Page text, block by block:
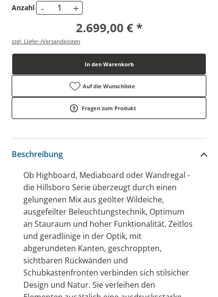
Anzahl - +
2.699,00 € *
zzgl. Liefer-/Versandkosten
In den Warenkorb
Auf die Wunschliste
Fragen zum Produkt
Beschreibung
Ob Highboard, Mediaboard oder Wandregal -
die Hillsboro Serie überzeugt durch einen
gelungenen Mix aus geölter Wildeiche,
ausgefeilter Beleuchtungstechnik, Optimum
an Stauraum und hoher Funktionalität. Zeitlos
und geradlinige in der Optik, mit
abgerundeten Kanten, geschroppten,
sichtbaren Rückwänden und
Schubkastenfronten verbinden sich stilsicher
Design und Natur. Sie verleihen den